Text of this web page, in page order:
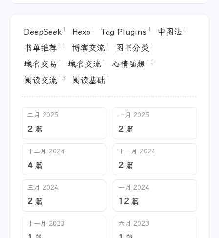
DeepSeek 1 Hexo 1 Tag Plugins 1 中图法 1
书单推荐 11 博客交流 1 图书分类 1
域名交易 1 域名交流 1 心情随想 10
阅读交流 13 阅读基础 1
二月 2025
2 篇
一月 2025
2 篇
十二月 2024
4 篇
十一月 2024
2 篇
三月 2024
2 篇
一月 2024
12 篇
十一月 2023 六月 2023